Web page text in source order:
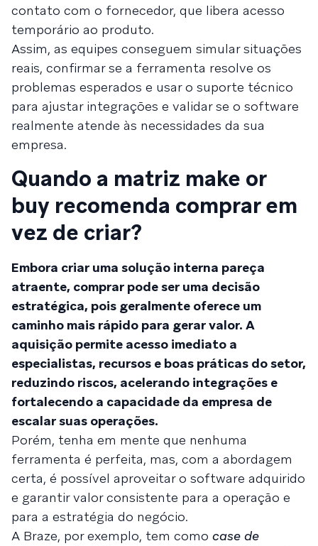
contato com o fornecedor, que libera acesso
temporário ao produto.
Assim, as equipes conseguem simular situações
reais, confirmar se a ferramenta resolve os
problemas esperados e usar o suporte técnico
para ajustar integrações e validar se o software
realmente atende às necessidades da sua
empresa.
Quando a matriz make or
buy recomenda comprar em
vez de criar?
Embora criar uma solução interna pareça
atraente, comprar pode ser uma decisão
estratégica, pois geralmente oferece um
caminho mais rápido para gerar valor. A
aquisição permite acesso imediato a
especialistas, recursos e boas práticas do setor,
reduzindo riscos, acelerando integrações e
fortalecendo a capacidade da empresa de
escalar suas operações.
Porém, tenha em mente que nenhuma
ferramenta é perfeita, mas, com a abordagem
certa, é possível aproveitar o software adquirido
e garantir valor consistente para a operação e
para a estratégia do negócio.
A Braze, por exemplo, tem como case de